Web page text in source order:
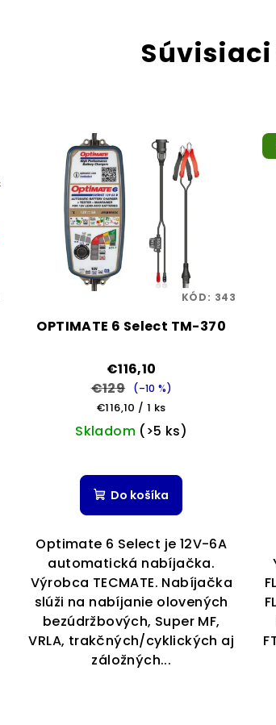
OPTIMATE 6 Select TM-370
€116,10
€129
(–10 %)
Jednotková
cena:
€116,10 / 1 ks
Skladom (>5 ks)
Do košíka
Optimate 6 Select je 12V-6A
automatická nabíjačka.
Výrobca TECMATE. Nabíjačka
slúži na nabíjanie olovených
bezúdržbových, Super MF,
VRLA, trakčných/cyklických aj
záložných...
KÓD: 343